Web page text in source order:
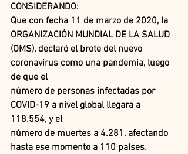
CONSIDERANDO:
Que con fecha 11 de marzo de 2020, la
ORGANIZACIÓN MUNDIAL DE LA SALUD
(OMS), declaró el brote del nuevo
coronavirus como una pandemia, luego
de que el
número de personas infectadas por
COVID-19 a nivel global llegara a
118.554, y el
número de muertes a 4.281, afectando
hasta ese momento a 110 países.